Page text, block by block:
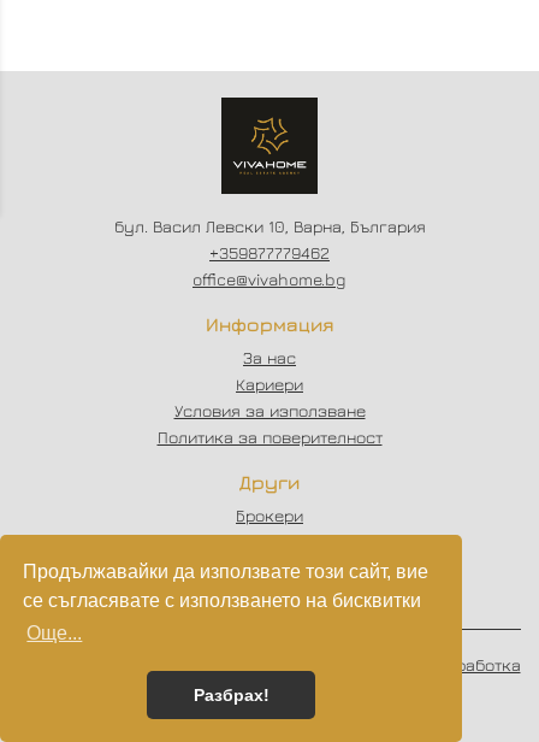
Продължавайки да използвате този сайт, вие
се съгласявате с използването на бисквитки
Още...
Разбрах!
бул. Васил Левски 10, Варна, България
+359877779462
office@vivahome.bg
Информация
За нас
Кариери
Условия за използване
Политика за поверителност
Други
Брокери
Отзиви
Статии
Партньори
Изработка
на софтуер